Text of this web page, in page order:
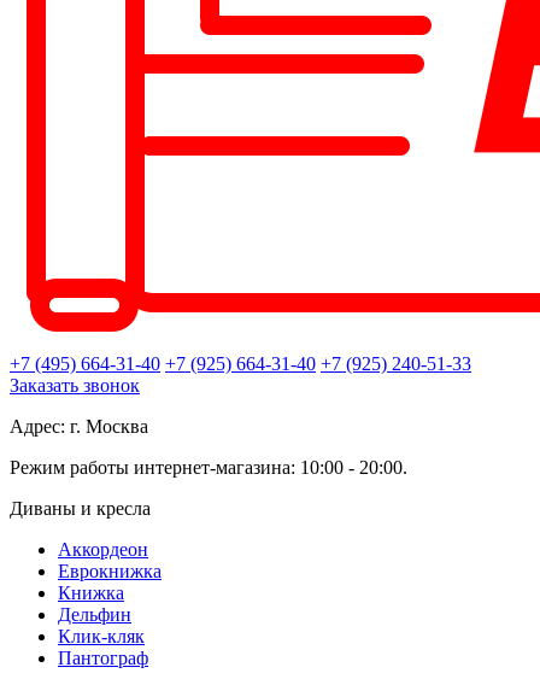
+7 (495) 664-31-40 +7 (925) 664-31-40 +7 (925) 240-51-33
Заказать звонок
Адрес: г. Москва
Режим работы интернет-магазина: 10:00 - 20:00.
Диваны и кресла
Аккордеон
Еврокнижка
Книжка
Дельфин
Клик-кляк
Пантограф